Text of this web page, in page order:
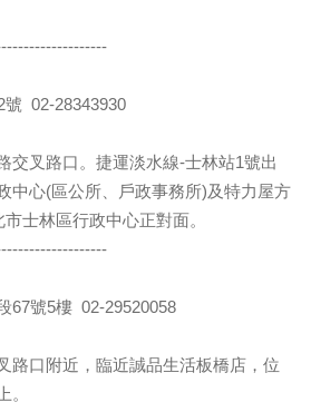
號 02-28343930
交叉路口。捷運淡水線-士林站1號出
中心(區公所、戶政事務所)及特力屋方
士林區行政中心正對面。
67號5樓 02-29520058
路口附近，臨近誠品生活板橋店，位
。